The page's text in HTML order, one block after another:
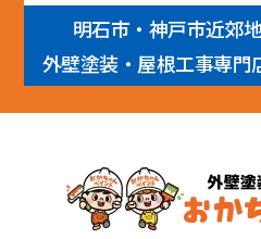
明石市・神戸市近郊
外壁塗装・屋根工事専門